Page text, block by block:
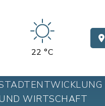
22 °C
WIRTSCHAFT